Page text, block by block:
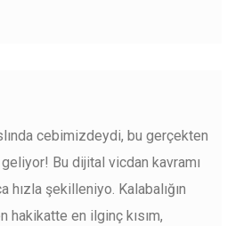
cebimizdeydi, bu gerçekten
Bu dijital vicdan kavramı
hızla şekilleniyo. Kalabalığın
en ilginç kısım,